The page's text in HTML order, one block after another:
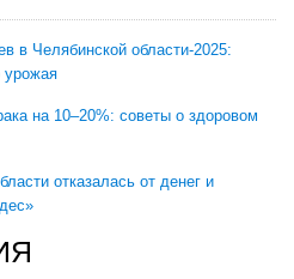
в Челябинской области-2025:
урожая
на 10–20%: советы о здоровом
отказалась от денег и